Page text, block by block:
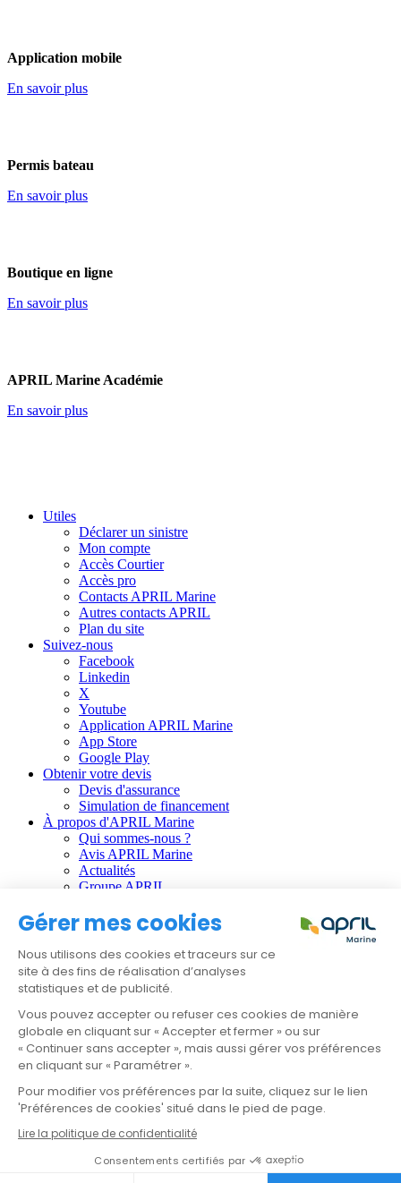
Application mobile
En savoir plus
Permis bateau
En savoir plus
Boutique en ligne
En savoir plus
APRIL Marine Académie
En savoir plus
Utiles
Déclarer un sinistre
Mon compte
Accès Courtier
Accès pro
Contacts APRIL Marine
Autres contacts APRIL
Plan du site
Suivez-nous
Facebook
Linkedin
X
Youtube
Application APRIL Marine
App Store
Google Play
Obtenir votre devis
Devis d'assurance
Simulation de financement
À propos d'APRIL Marine
Qui sommes-nous ?
Avis APRIL Marine
Actualités
Groupe APRIL
Informations règlementaires :
CGU
Données personnelles
Gestion des cookies
Faire une réclamation
Résilier mon contrat
APRIL Santé
APRIL Emprunteur
APRIL Prévoyance
APRIL International
APRIL Moto
Devis & Contact
Gérer mes cookies
Nous utilisons des cookies et traceurs sur ce
site à des fins de réalisation d’analyses
statistiques et de publicité.
Vous pouvez accepter ou refuser ces cookies de manière
globale en cliquant sur « Accepter et fermer » ou sur
« Continuer sans accepter », mais aussi gérer vos préférences
en cliquant sur « Paramétrer ».
Pour modifier vos préférences par la suite, cliquez sur le lien
'Préférences de cookies' situé dans le pied de page.
Lire la politique de confidentialité
Consentements certifiés par